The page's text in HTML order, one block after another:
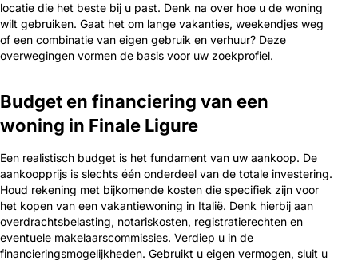
locatie die het beste bij u past. Denk na over hoe u de woning
wilt gebruiken. Gaat het om lange vakanties, weekendjes weg
of een combinatie van eigen gebruik en verhuur? Deze
overwegingen vormen de basis voor uw zoekprofiel.
Budget en financiering van een
woning in Finale Ligure
Een realistisch budget is het fundament van uw aankoop. De
aankoopprijs is slechts één onderdeel van de totale investering.
Houd rekening met bijkomende kosten die specifiek zijn voor
het kopen van een vakantiewoning in Italië. Denk hierbij aan
overdrachtsbelasting, notariskosten, registratierechten en
eventuele makelaarscommissies. Verdiep u in de
financieringsmogelijkheden. Gebruikt u eigen vermogen, sluit u